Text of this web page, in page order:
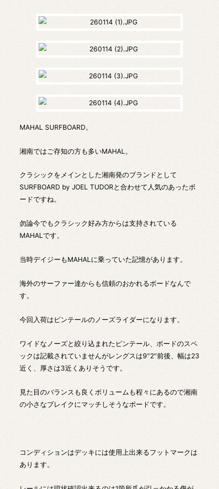
MAHAL SURFBOARD。
湘南ではご存知の方も多いMAHAL。
クラシックをメインとした湘南発のブランドとして
SURFBOARD by JOEL TUDORと合わせて人気のあったボ
ードですね。
勿論今でもクラシック好み方からは支持されている
MAHALです。
当時デイジーもMAHALに乗っていた記憶があります。
海外のサーファー達からも信頼のおかれるボードなんで
す。
今回入荷はピンテールのノーズライダーになります。
ワイドなノーズと絞り込まれたピンテール、ボードのスペ
ックは記載されていませんがレングスは9"2"前後、幅は23
近く、厚さは3近くありそうです。
見た目のバランスも良くボリュームも程々にあるので湘南
の小さなブレイクにマッチしそうなボードです。
コンディションはデッキには使用上出来るフットマークは
あります。